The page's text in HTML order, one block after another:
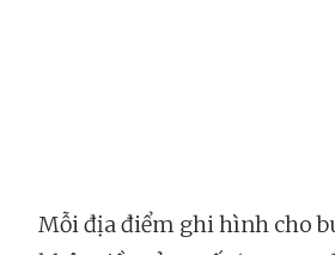
Mỗi địa điểm ghi hình cho